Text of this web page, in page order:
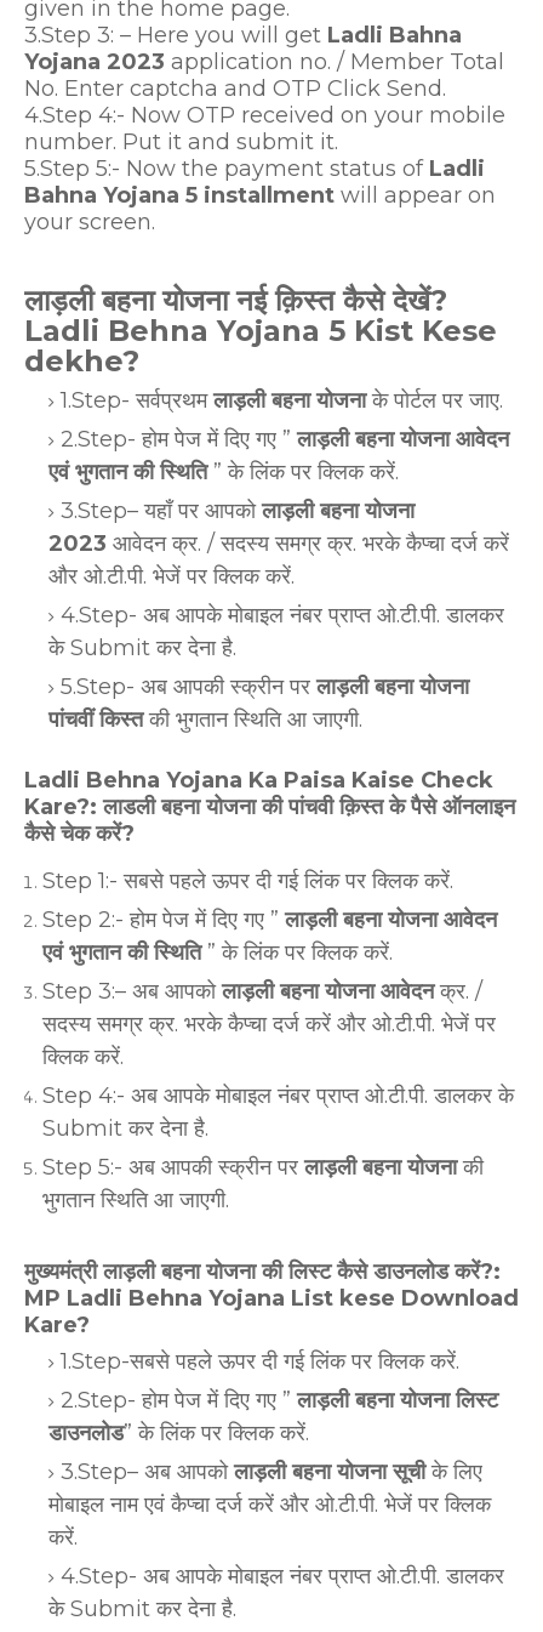
given in the home page.
3.Step 3: – Here you will get Ladli Bahna
Yojana 2023 application no. / Member Total
No. Enter captcha and OTP Click Send.
4.Step 4:- Now OTP received on your mobile
number. Put it and submit it.
5.Step 5:- Now the payment status of Ladli
Bahna Yojana 5 installment will appear on
your screen.
लाड़ली बहना योजना नई क़िस्त कैसे देखें?
Ladli Behna Yojana 5 Kist Kese
dekhe?
1.Step- सर्वप्रथमलाड़ली बहना योजनाके पोर्टल पर जाए.
2.Step- होम पेज में दिए गए ”लाड़ली बहना योजना आवेदन
एवं भुगतान की स्थिति ” के लिंक पर क्लिक करें.
3.Step– यहाँ पर आपकोलाड़ली बहना योजना
2023 आवेदन क्र. / सदस्य समग्र क्र. भरके कैप्चा दर्ज करें
और ओ.टी.पी. भेजें पर क्लिक करें.
4.Step- अब आपके मोबाइल नंबर प्राप्त ओ.टी.पी. डालकर
के Submit कर देना है.
5.Step- अब आपकी स्क्रीन परलाड़ली बहना योजना
पांचवीं किस्तकी भुगतान स्थिति आ जाएगी.
Ladli Behna Yojana Ka Paisa Kaise Check
Kare?: लाडली बहना योजना की पांचवी क़िस्त के पैसे ऑनलाइन
कैसे चेक करें?
Step 1:- सबसे पहले ऊपर दी गई लिंक पर क्लिक करें.
Step 2:- होम पेज में दिए गए ”लाड़ली बहना योजना आवेदन
एवं भुगतान की स्थिति” के लिंक पर क्लिक करें.
Step 3:– अब आपकोलाड़ली बहना योजना आवेदनक्र. /
सदस्य समग्र क्र. भरके कैप्चा दर्ज करें और ओ.टी.पी. भेजें पर
क्लिक करें.
Step 4:- अब आपके मोबाइल नंबर प्राप्त ओ.टी.पी. डालकर के
Submit कर देना है.
Step 5:- अब आपकी स्क्रीन परलाड़ली बहना योजनाकी
भुगतान स्थिति आ जाएगी.
मुख्यमंत्री लाड़ली बहना योजना की लिस्ट कैसे डाउनलोड करें?:
MP Ladli Behna Yojana List kese Download
Kare?
1.Step-सबसे पहले ऊपर दी गई लिंक पर क्लिक करें.
2.Step- होम पेज में दिए गए ”लाड़ली बहना योजना लिस्ट
डाउनलोड” के लिंक पर क्लिक करें.
3.Step– अब आपकोलाड़ली बहना योजना सूचीके लिए
मोबाइल नाम एवं कैप्चा दर्ज करें और ओ.टी.पी. भेजें पर क्लिक
करें.
4.Step- अब आपके मोबाइल नंबर प्राप्त ओ.टी.पी. डालकर
के Submit कर देना है.